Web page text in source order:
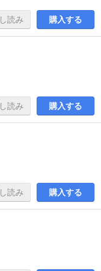
読み 購入する
読み 購入する
読み 購入する